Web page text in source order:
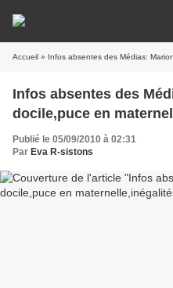
Accueil » Infos absentes des Médias:
Infos absentes des
docile,puce en
Publié le 05/09/2010 à 02:31
Par Eva R-sistons